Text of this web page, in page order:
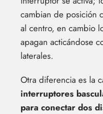
cambian de posición
al centro, en cambio
apagan acticándose
laterales.
Otra diferencia es la
interruptores
para conectar dos